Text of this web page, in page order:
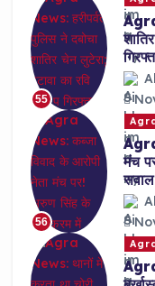
55
56
मंच
सवाल